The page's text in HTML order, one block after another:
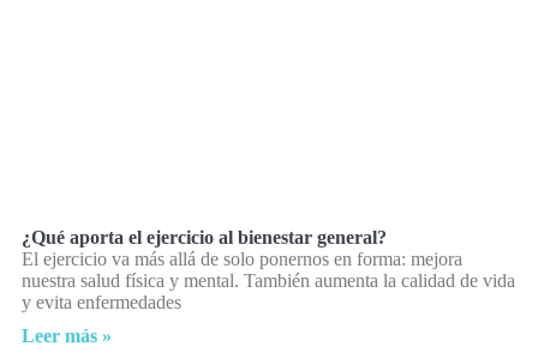
¿Qué aporta el ejercicio al bienestar general?
El ejercicio va más allá de solo ponernos en forma: mejora
nuestra salud física y mental. También aumenta la calidad de vida
y evita enfermedades
Leer más »